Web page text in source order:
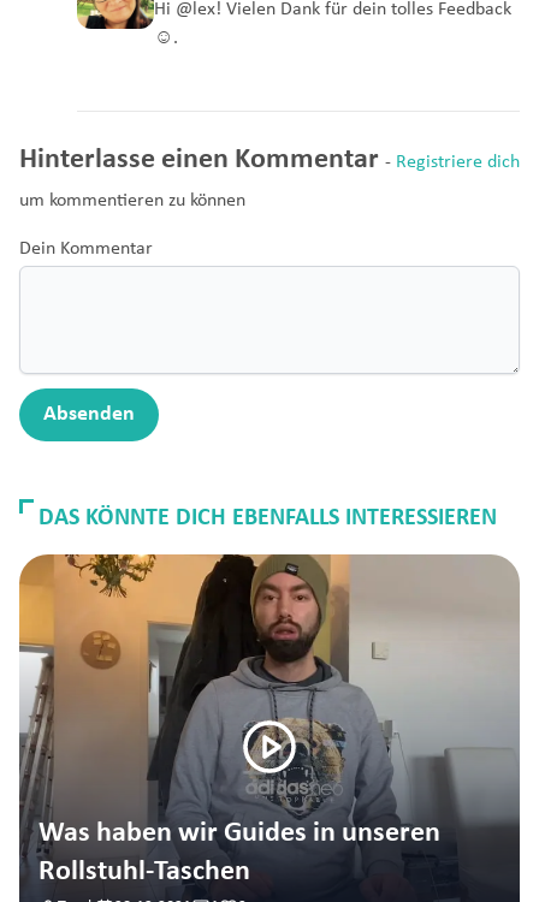
Hi @lex! Vielen Dank für dein tolles Feedback
☺️.
Hinterlasse einen Kommentar - Registriere dich
um kommentieren zu können
Dein Kommentar
Absenden
DAS KÖNNTE DICH EBENFALLS INTERESSIEREN
Was haben wir Guides in unseren
Rollstuhl-Taschen